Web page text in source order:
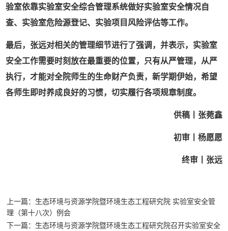
验室依靠实验室安全综合管理系统做好实验室安全情况自
查、实验室危险源登记、实验项目风险评估等工作。
最后，张远对相关的管理细节进行了强调，并表示，实验室
安全工作需要时刻放在最重要的位置，只有从严管理，从严
执行，才能对全院师生的生命财产负责，新学期伊始，希望
各师生即时养成良好的习惯，切实履行各项规章制度。
供稿丨张菀鑫
初审丨杨愿愿
终审丨张远
上一篇：生态环境与资源学院暨环境生态工程研究院 实验室安全管
理（第十八次）例会
下一篇：生态环境与资源学院暨环境生态工程研究院召开实验室安全